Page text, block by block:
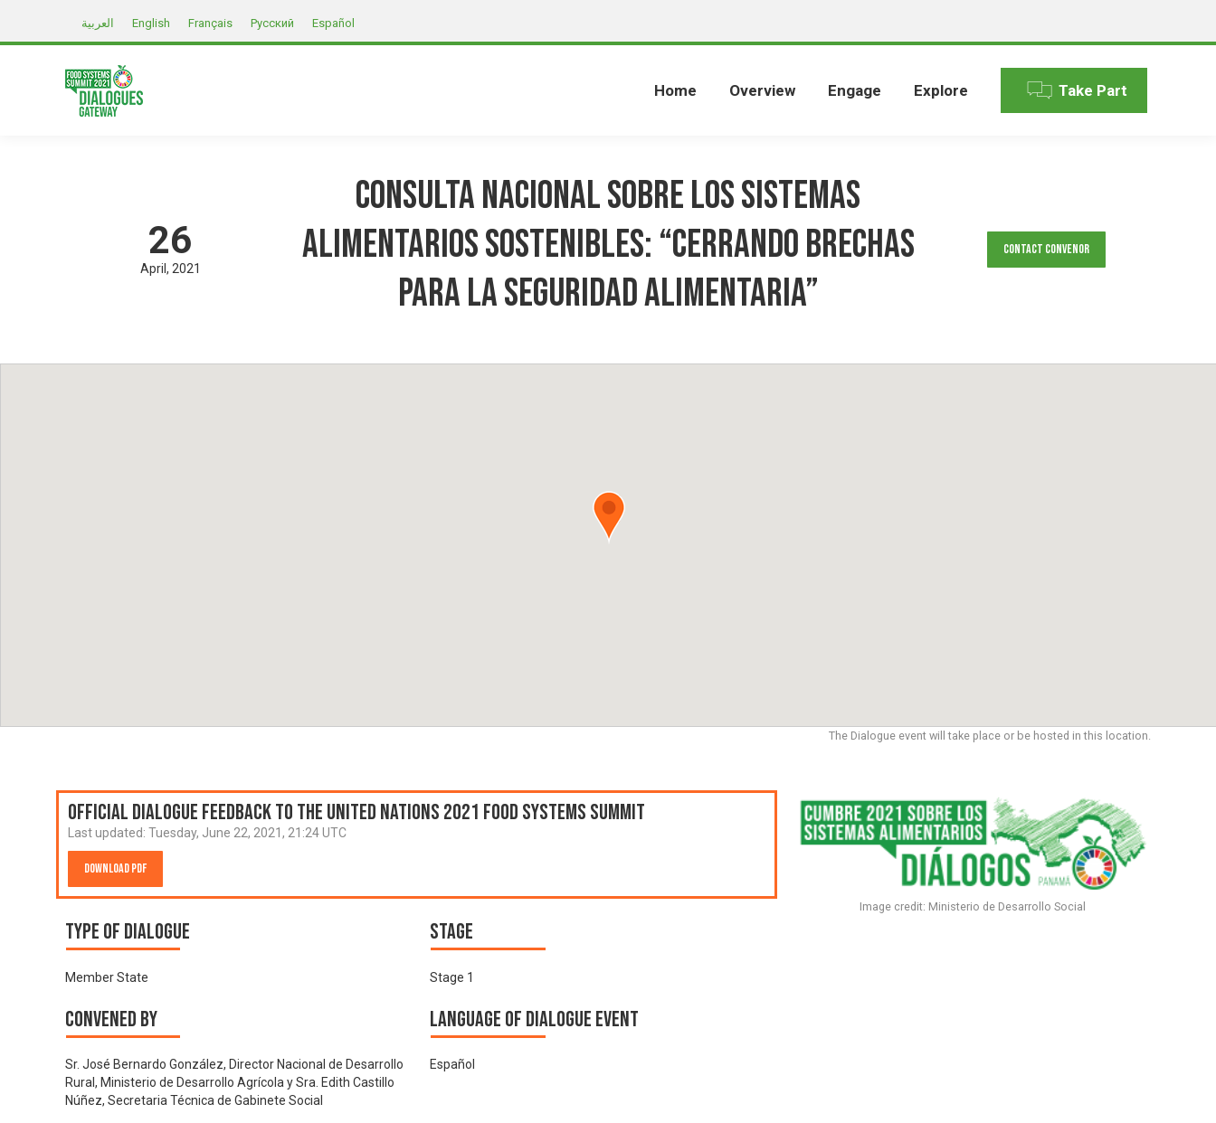
العربية English Français Русский Español
Home Overview Engage Explore Take Part
26
April 2021
Consulta Nacional sobre los Sistemas
Alimentarios Sostenibles: “Cerrando Brechas
para la Seguridad Alimentaria”
Contact Convenor
The Dialogue event will take place or be hosted in this location.
Official Dialogue Feedback to the United Nations 2021 Food Systems Summit
Last updated: Tuesday, June 22, 2021, 21:24 UTC
Download PDF
Type of Dialogue
Member State
Stage
Stage 1
Convened by
Sr. José Bernardo González, Director Nacional de Desarrollo
Rural, Ministerio de Desarrollo Agrícola y Sra. Edith Castillo
Núñez, Secretaria Técnica de Gabinete Social
Language of Dialogue Event
Español
Image credit: Ministerio de Desarrollo Social